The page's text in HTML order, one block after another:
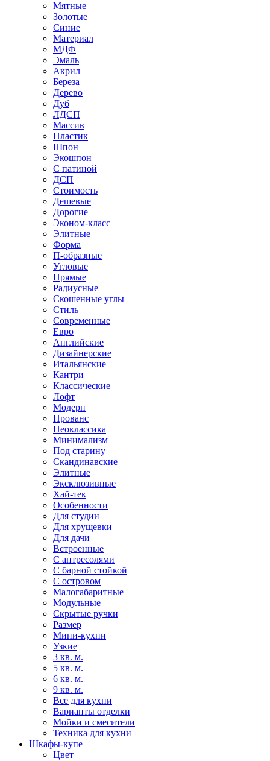
Мятные
Золотые
Синие
Материал
МДФ
Эмаль
Акрил
Береза
Дерево
Дуб
ЛДСП
Массив
Пластик
Шпон
Экошпон
С патиной
ДСП
Стоимость
Дешевые
Дорогие
Эконом-класс
Элитные
Форма
П-образные
Угловые
Прямые
Радиусные
Скошенные углы
Стиль
Современные
Евро
Английские
Дизайнерские
Итальянские
Кантри
Классические
Лофт
Модерн
Прованс
Неоклассика
Минимализм
Под старину
Скандинавские
Элитные
Эксклюзивные
Хай-тек
Особенности
Для студии
Для хрущевки
Для дачи
Встроенные
С антресолями
С барной стойкой
С островом
Малогабаритные
Модульные
Скрытые ручки
Размер
Мини-кухни
Узкие
3 кв. м.
5 кв. м.
6 кв. м.
9 кв. м.
Все для кухни
Варианты отделки
Мойки и смесители
Техника для кухни
Шкафы-купе
Цвет